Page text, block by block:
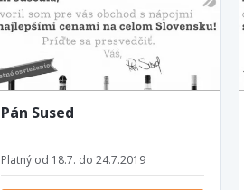
Pán Sused
Platný od 18.7. do 24.7.2019